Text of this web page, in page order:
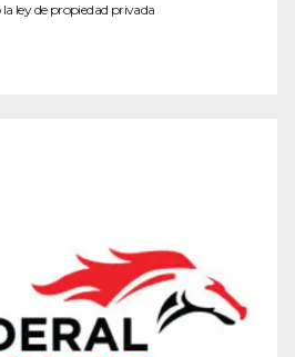
ley de propiedad privada